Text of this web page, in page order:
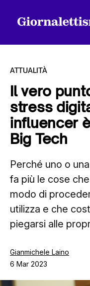
Tutti gli articoli
Chi siamo
Contatti
ATTUALITÀ
Il vero
stress
influencer
Big Tech
Perché uno o
fa più le cose
modo di
utilizza e che
piegarsi alle
Gianmichele Laino
6 Mar 2023